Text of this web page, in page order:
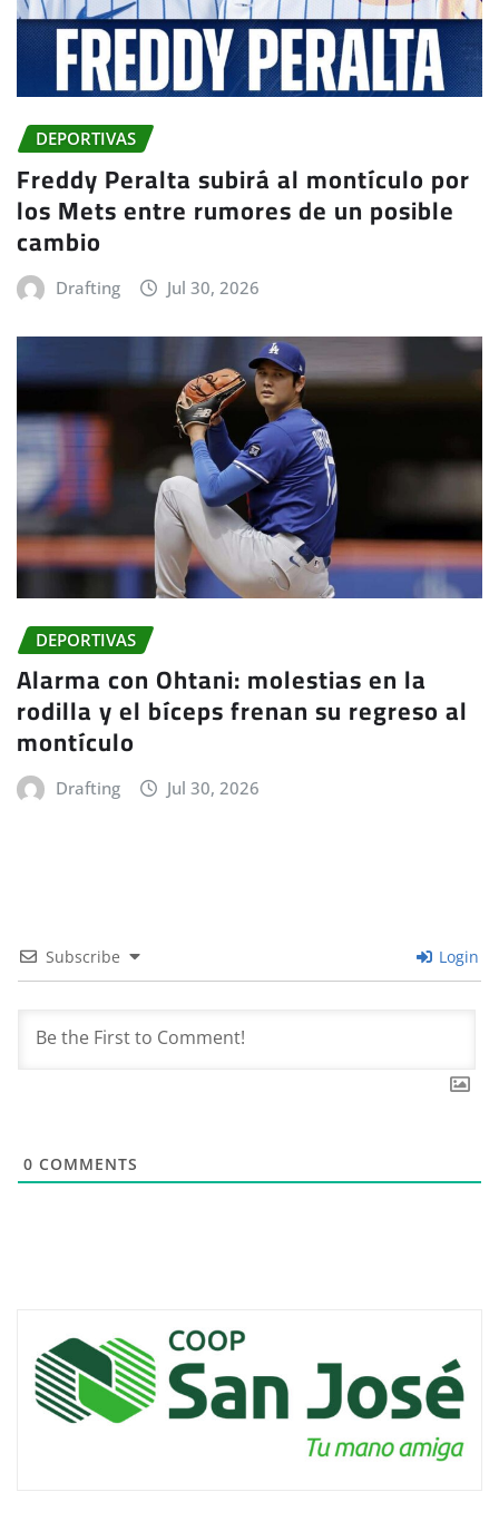
DEPORTIVAS
Freddy Peralta subirá al montículo por
los Mets entre rumores de un posible
cambio
Drafting Jul 30, 2026
DEPORTIVAS
Alarma con Ohtani: molestias en la
rodilla y el bíceps frenan su regreso al
montículo
Drafting Jul 30, 2026
Subscribe Login
0 COMMENTS